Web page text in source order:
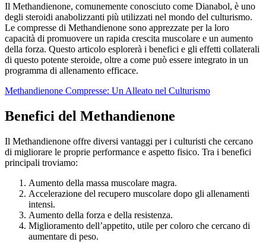
Il Methandienone, comunemente conosciuto come Dianabol, è uno
degli steroidi anabolizzanti più utilizzati nel mondo del culturismo.
Le compresse di Methandienone sono apprezzate per la loro
capacità di promuovere un rapida crescita muscolare e un aumento
della forza. Questo articolo esplorerà i benefici e gli effetti collaterali
di questo potente steroide, oltre a come può essere integrato in un
programma di allenamento efficace.
Methandienone Compresse: Un Alleato nel Culturismo
Benefici del Methandienone
Il Methandienone offre diversi vantaggi per i culturisti che cercano
di migliorare le proprie performance e aspetto fisico. Tra i benefici
principali troviamo:
Aumento della massa muscolare magra.
Accelerazione del recupero muscolare dopo gli allenamenti
intensi.
Aumento della forza e della resistenza.
Miglioramento dell’appetito, utile per coloro che cercano di
aumentare di peso.